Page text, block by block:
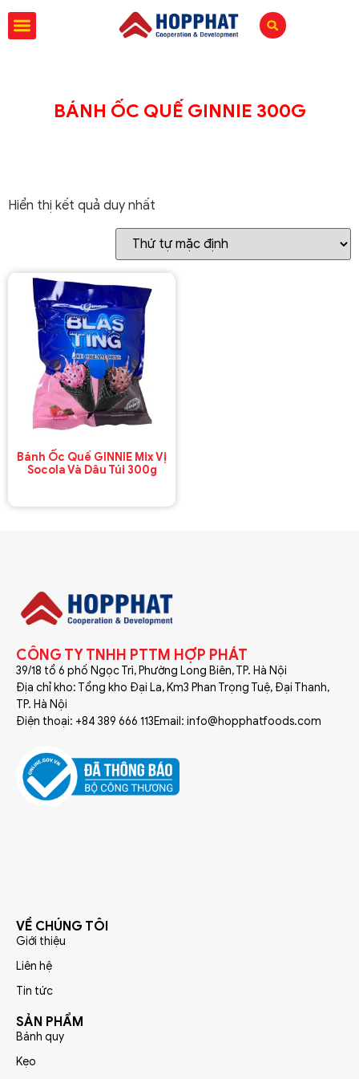
BÁNH ỐC QUẾ GINNIE 300G
Hiển thị kết quả duy nhất
Bánh Ốc Quế GINNIE Mix Vị
Socola Và Dâu Túi 300g
CÔNG TY TNHH PTTM HỢP PHÁT
39/18 tổ 6 phố Ngọc Trì, Phường Long Biên, TP. Hà Nội
Địa chỉ kho: Tổng kho Đại La, Km3 Phan Trọng Tuệ, Đại Thanh,
TP. Hà Nội
Điện thoại: +84 389 666 113Email: info@hopphatfoods.com
VỀ CHÚNG TÔI
Giới thiệu
Liên hệ
Tin tức
SẢN PHẨM
Bánh quy
Kẹo